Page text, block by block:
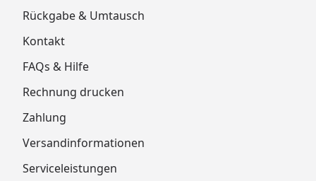
Rückgabe & Umtausch
Kontakt
FAQs & Hilfe
Rechnung drucken
Zahlung
Versandinformationen
Serviceleistungen